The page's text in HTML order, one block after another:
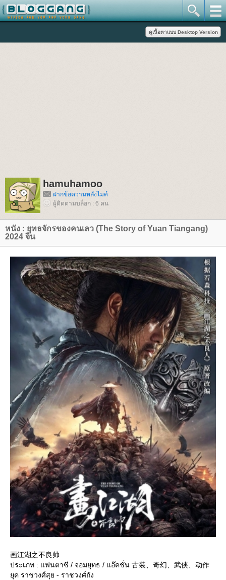
hamuhamoo
ฝากข้อความหลังไมค์
ผู้ติดตามบล็อก : 6 คน
หนัง : ยุทธจักรของคนเลว (The Story of Yuan Tiangang)
2024 จีน
画江湖之不良帅
ประเภท : แฟนตาซี / จอมยุทธ / แอ๊คชั่น 古装、奇幻、武侠、动作
ุค ราชวงศ์สุย - ราชวงศ์ถัง